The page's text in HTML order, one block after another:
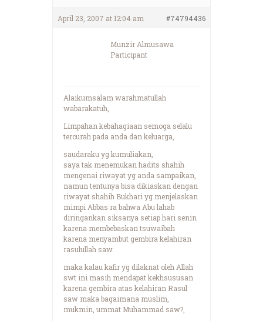
April 23, 2007 at 12:04 am #74794436
Munzir Almusawa
Participant
Alaikumsalam warahmatullah
wabarakatuh,
Limpahan kebahagiaan semoga selalu
tercurah pada anda dan keluarga,
saudaraku yg kumuliakan,
saya tak menemukan hadits shahih
mengenai riwayat yg anda sampaikan,
namun tentunya bisa dikiaskan dengan
riwayat shahih Bukhari yg menjelaskan
mimpi Abbas ra bahwa Abu lahab
diringankan siksanya setiap hari senin
karena membebaskan tsuwaibah
karena menyambut gembira kelahiran
rasulullah saw.
maka kalau kafir yg dilaknat oleh Allah
swt ini masih mendapat kekhsususan
karena gembira atas kelahiran Rasul
saw maka bagaimana muslim,
mukmin, ummat Muhammad saw?,